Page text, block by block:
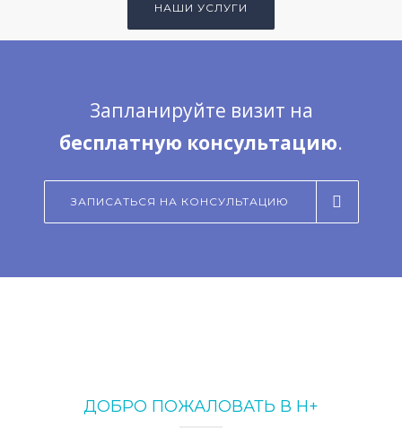
НАШИ УСЛУГИ
Запланируйте визит на
бесплатную консультацию.
ЗАПИСАТЬСЯ НА КОНСУЛЬТАЦИЮ
ДОБРО ПОЖАЛОВАТЬ В Н+